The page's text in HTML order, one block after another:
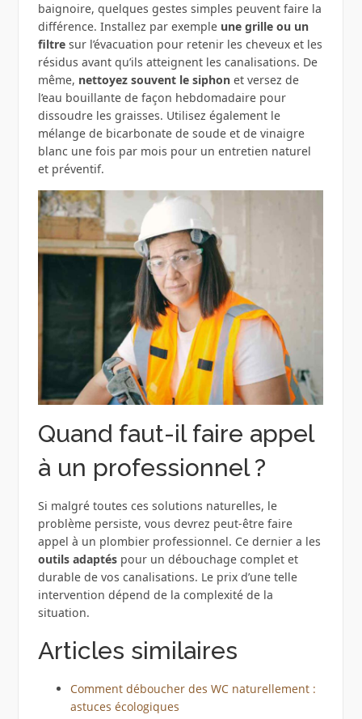
baignoire, quelques gestes simples peuvent faire la
différence. Installez par exemple une grille ou un
filtresur l’évacuation pour retenir les cheveux et les
résidus avant qu’ils atteignent les canalisations. De
même, nettoyez souvent le siphonet versez de
l’eau bouillante de façon hebdomadaire pour
dissoudre les graisses. Utilisez également le
mélange de bicarbonate de soude et de vinaigre
blanc une fois par mois pour un entretien naturel
et préventif.
Quand faut-il faire appel
à un professionnel ?
Si malgré toutes ces solutions naturelles, le
problème persiste, vous devrez peut-être faire
appel à un plombier professionnel. Ce dernier a les
outils adaptéspour un débouchage complet et
durable de vos canalisations. Le prix d’une telle
intervention dépend de la complexité de la
situation.
Articles similaires
Comment déboucher des WC naturellement :
astuces écologiques